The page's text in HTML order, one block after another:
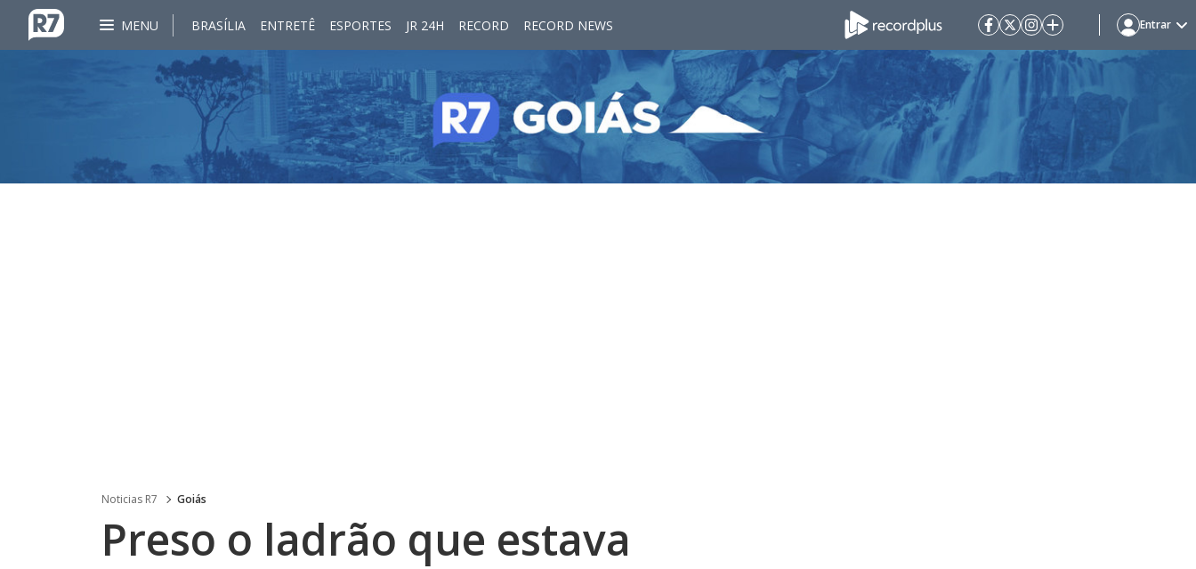
MENU BRASÍLIA ENTRETÊ ESPORTES JR 24H RECORD RECORD NEWS Entrar
Noticias R7 Goiás
Preso o ladrão que estava